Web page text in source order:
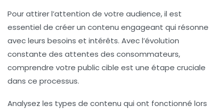
Pour attirer l’attention de votre audience, il est
essentiel de créer un contenu engageant qui résonne
avec leurs besoins et intérêts. Avec l’évolution
constante des attentes des consommateurs,
comprendre votre public cible est une étape cruciale
dans ce processus.
Analysez les types de contenu qui ont fonctionné lors